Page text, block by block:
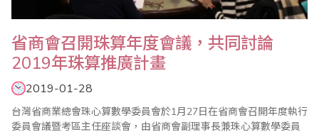
​省商會召開珠算年度會議，共同討論
2019年珠算推廣計畫
2019-01-28
台灣省商業總會珠心算數學委員會於1月27日在省商會召開年度執行
委員會議暨考區主任座談會，由省商會副理事長兼珠心算數學委員